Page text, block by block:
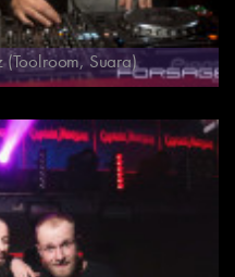
(Toolroom, Suara)